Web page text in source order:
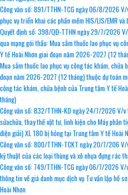
Công văn số: 891/TTHN-TCG ngày 06/8/2026
phục vụ triển khai các phần mềm HIS/LIS/EMR và
Quyết định số: 398/QĐ-TTHN ngày 29/7/2026
qua mạng gói thầu: Mua sắm thuốc lao phục vụ
Y tế Hoài Nhơn giai đoạn năm 2026-2027 (12
Mua sắm thuốc lao phục vụ công tác khám, chữa
đoạn năm 2026-2027 (12 tháng) thuộc dự toán
công tác khám, chữa bệnh của Trung tâm Y tế
tháng)
Công văn số: 832/TTHN-KD ngày 24/7/2026 V/v
sửachữa, thay thế vật tư, linh kiện cho Máy phân
điện giải) XL 180 bị hỏng tại Trung tâm Y tế Hoài
Công văn số: 800/TTHN-TCKT ngày 20/7/206
kỹ thuật của các loại thùng và xô nhựa đựng rác
Công văn số: 749/TTHN-TCG ngày 06/7/2026
thông tin về giá danh mục dịch vụ Tư vấn lập hồ
Hoài Nhơn